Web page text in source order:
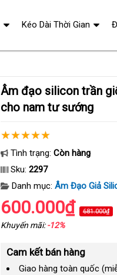
Âm đạo silicon trần giống thật 900g siêu mềm mịn
cho nam tư sướng
Tình trạng: Còn hàng
Sku: 2297
Danh mục: Âm Đạo Giả
600.000₫ 681.000₫
Khuyến mãi:-12%
Cam kết bán hàng
Giao hàng toàn quốc
Kéo Dài Thời Gian